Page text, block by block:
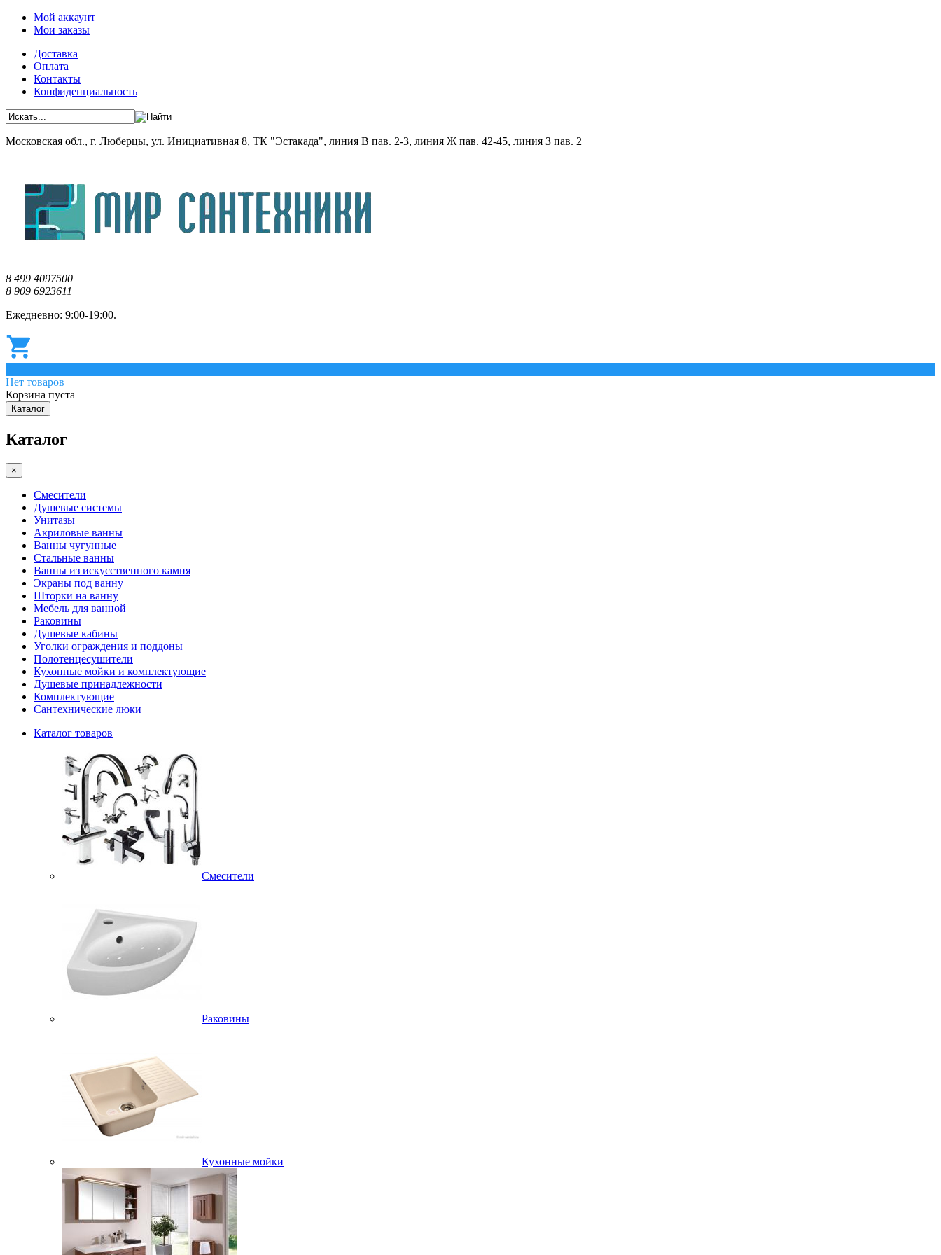
Мой аккаунт
Мои заказы
Доставка
Оплата
Контакты
Конфиденциальность
Московская обл., г. Люберцы, ул. Инициативная 8, ТК "Эстакада", линия В пав. 2-3, линия Ж пав. 42-45, линия З пав. 2
8 499 4097500
8 909 6923611
Ежедневно: 9:00-19:00.
Нет товаров
Корзина пуста
Каталог
Каталог
×
Смесители
Душевые системы
Унитазы
Акриловые ванны
Ванны чугунные
Стальные ванны
Ванны из искусственного камня
Экраны под ванну
Шторки на ванну
Мебель для ванной
Раковины
Душевые кабины
Уголки ограждения и поддоны
Полотенцесушители
Кухонные мойки и комплектующие
Душевые принадлежности
Комплектующие
Сантехнические люки
Каталог товаров
Смесители
Раковины
Кухонные мойки